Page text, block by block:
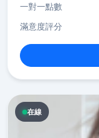
一對一點數
滿意度評分
在線